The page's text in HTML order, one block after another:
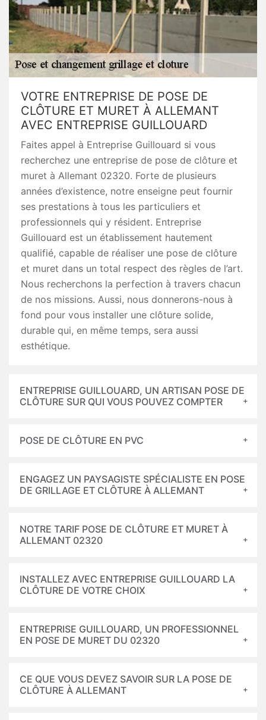
VOTRE ENTREPRISE DE POSE DE
CLÔTURE ET MURET À ALLEMANT
AVEC ENTREPRISE GUILLOUARD
Faites appel à Entreprise Guillouard si vous
recherchez une entreprise de pose de clôture et
muret à Allemant 02320. Forte de plusieurs
années d’existence, notre enseigne peut fournir
ses prestations à tous les particuliers et
professionnels qui y résident. Entreprise
Guillouard est un établissement hautement
qualifié, capable de réaliser une pose de clôture
et muret dans un total respect des règles de l’art.
Nous recherchons la perfection à travers chacun
de nos missions. Aussi, nous donnerons-nous à
fond pour vous installer une clôture solide,
durable qui, en même temps, sera aussi
esthétique.
ENTREPRISE GUILLOUARD, UN ARTISAN POSE DE
CLÔTURE SUR QUI VOUS POUVEZ COMPTER
POSE DE CLÔTURE EN PVC
ENGAGEZ UN PAYSAGISTE SPÉCIALISTE EN POSE
DE GRILLAGE ET CLÔTURE À ALLEMANT
NOTRE TARIF POSE DE CLÔTURE ET MURET À
ALLEMANT 02320
INSTALLEZ AVEC ENTREPRISE GUILLOUARD LA
CLÔTURE DE VOTRE CHOIX
ENTREPRISE GUILLOUARD, UN PROFESSIONNEL
EN POSE DE MURET DU 02320
CE QUE VOUS DEVEZ SAVOIR SUR LA POSE DE
CLÔTURE À ALLEMANT